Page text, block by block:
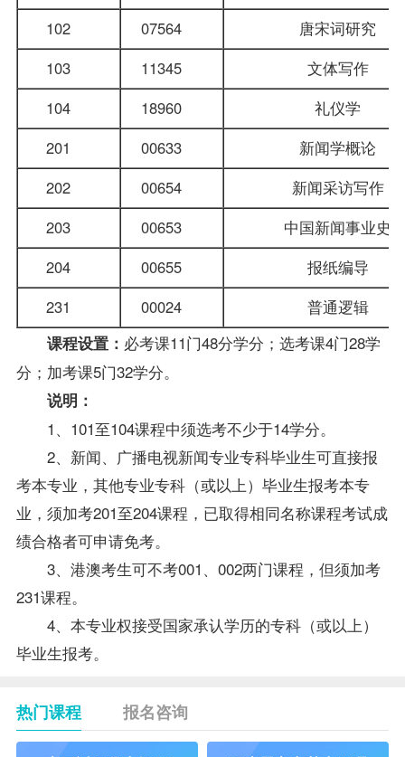
102
07564
唐宋词研究
103
11345
文体写作
104
18960
礼仪学
201
00633
新闻学概论
202
00654
新闻采访写作
203
00653
中国新闻事业史
204
00655
报纸编导
231
00024
普通逻辑
课程设置： 必考课11门48分学分；选考课4门28学
分；加考课5门32学分。
说明：
1、101至104课程中须选考不少于14学分。
2、新闻、广播电视新闻专业专科毕业生可直接报
考本专业，其他专业专科（或以上）毕业生报考本专
业，须加考201至204课程，已取得相同名称课程考试成
绩合格者可申请免考。
3、港澳考生可不考001、002两门课程，但须加考
231课程。
4、本专业权接受国家承认学历的专科（或以上）
毕业生报考。
热门课程 报名咨询